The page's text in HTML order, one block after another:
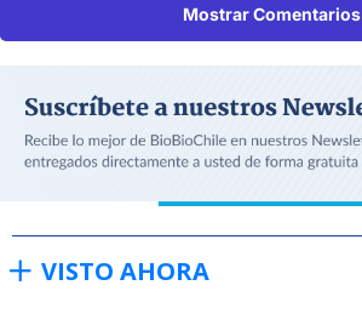
Mostrar Comentarios
VISTO AHORA